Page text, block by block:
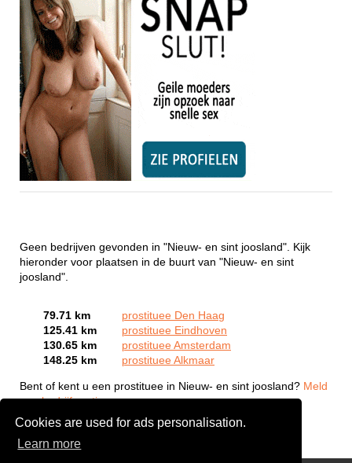
Cookies are used for ads personalisation.
Learn more
Geen bedrijven gevonden in "Nieuw- en sint joosland". Kijk
hieronder voor plaatsen in de buurt van "Nieuw- en sint
joosland".
79.71 km
prostituee Den Haag
125.41 km
prostituee Eindhoven
130.65 km
prostituee Amsterdam
148.25 km
prostituee Alkmaar
Bent of kent u een prostituee in Nieuw- en sint joosland? Meld
een bedrijf gratis aan